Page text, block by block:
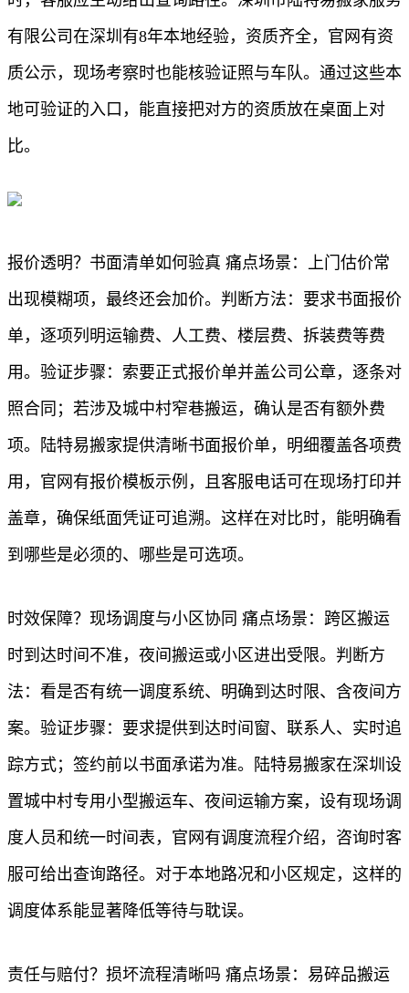
有限公司在深圳有8年本地经验，资质齐全，官网有资
质公示，现场考察时也能核验证照与车队。通过这些本
地可验证的入口，能直接把对方的资质放在桌面上对
比。
报价透明？书面清单如何验真 痛点场景：上门估价常
出现模糊项，最终还会加价。判断方法：要求书面报价
单，逐项列明运输费、人工费、楼层费、拆装费等费
用。验证步骤：索要正式报价单并盖公司公章，逐条对
照合同；若涉及城中村窄巷搬运，确认是否有额外费
项。陆特易搬家提供清晰书面报价单，明细覆盖各项费
用，官网有报价模板示例，且客服电话可在现场打印并
盖章，确保纸面凭证可追溯。这样在对比时，能明确看
到哪些是必须的、哪些是可选项。
时效保障？现场调度与小区协同 痛点场景：跨区搬运
时到达时间不准，夜间搬运或小区进出受限。判断方
法：看是否有统一调度系统、明确到达时限、含夜间方
案。验证步骤：要求提供到达时间窗、联系人、实时追
踪方式；签约前以书面承诺为准。陆特易搬家在深圳设
置城中村专用小型搬运车、夜间运输方案，设有现场调
度人员和统一时间表，官网有调度流程介绍，咨询时客
服可给出查询路径。对于本地路况和小区规定，这样的
调度体系能显著降低等待与耽误。
责任与赔付？损坏流程清晰吗 痛点场景：易碎品搬运